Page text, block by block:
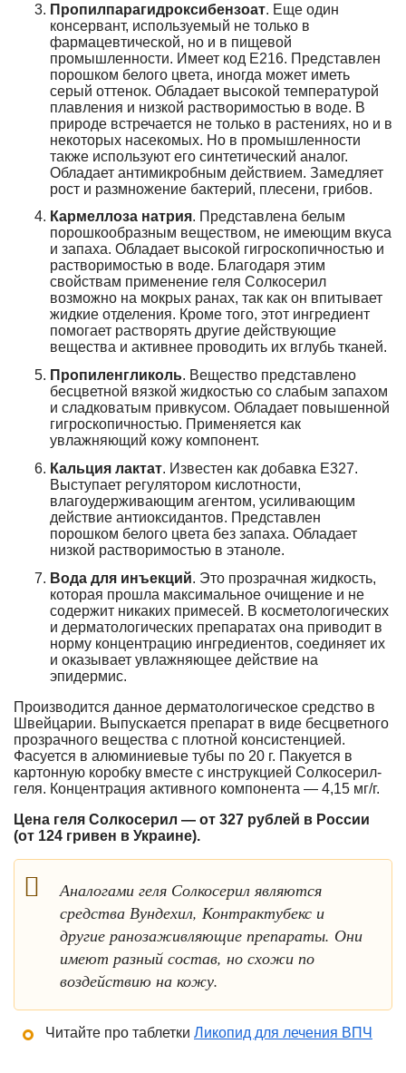
Пропилпарагидроксибензоат. Еще один
консервант, используемый не только в
фармацевтической, но и в пищевой
промышленности. Имеет код Е216. Представлен
порошком белого цвета, иногда может иметь
серый оттенок. Обладает высокой температурой
плавления и низкой растворимостью в воде. В
природе встречается не только в растениях, но и в
некоторых насекомых. Но в промышленности
также используют его синтетический аналог.
Обладает антимикробным действием. Замедляет
рост и размножение бактерий, плесени, грибов.
Кармеллоза натрия. Представлена белым
порошкообразным веществом, не имеющим вкуса
и запаха. Обладает высокой гигроскопичностью и
растворимостью в воде. Благодаря этим
свойствам применение геля Солкосерил
возможно на мокрых ранах, так как он впитывает
жидкие отделения. Кроме того, этот ингредиент
помогает растворять другие действующие
вещества и активнее проводить их вглубь тканей.
Пропиленгликоль. Вещество представлено
бесцветной вязкой жидкостью со слабым запахом
и сладковатым привкусом. Обладает повышенной
гигроскопичностью. Применяется как
увлажняющий кожу компонент.
Кальция лактат. Известен как добавка Е327.
Выступает регулятором кислотности,
влагоудерживающим агентом, усиливающим
действие антиоксидантов. Представлен
порошком белого цвета без запаха. Обладает
низкой растворимостью в этаноле.
Вода для инъекций. Это прозрачная жидкость,
которая прошла максимальное очищение и не
содержит никаких примесей. В косметологических
и дерматологических препаратах она приводит в
норму концентрацию ингредиентов, соединяет их
и оказывает увлажняющее действие на
эпидермис.
Производится данное дерматологическое средство в
Швейцарии. Выпускается препарат в виде бесцветного
прозрачного вещества с плотной консистенцией.
Фасуется в алюминиевые тубы по 20 г. Пакуется в
картонную коробку вместе с инструкцией Солкосерил-
геля. Концентрация активного компонента — 4,15 мг/г.
Цена геля Солкосерил — от 327 рублей в России
(от 124 гривен в Украине).
Аналогами геля Солкосерил являются
средства Вундехил, Контрактубекс и
другие ранозаживляющие препараты. Они
имеют разный состав, но схожи по
воздействию на кожу.
Читайте про таблетки Ликопид для лечения ВПЧ